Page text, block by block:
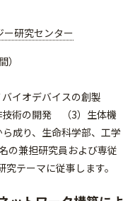
ー研究センター
イオデバイスの創製
技術の開発 （3）生体機
成り、生命科学部、工学
の兼担研究員および専従
テーマに従事します。